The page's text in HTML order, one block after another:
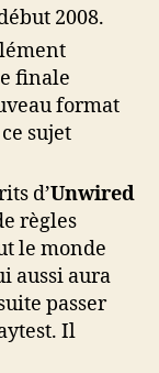
2008.
finale
format
sujet
d’Unwired
règles
le monde
aussi aura
passer
Il